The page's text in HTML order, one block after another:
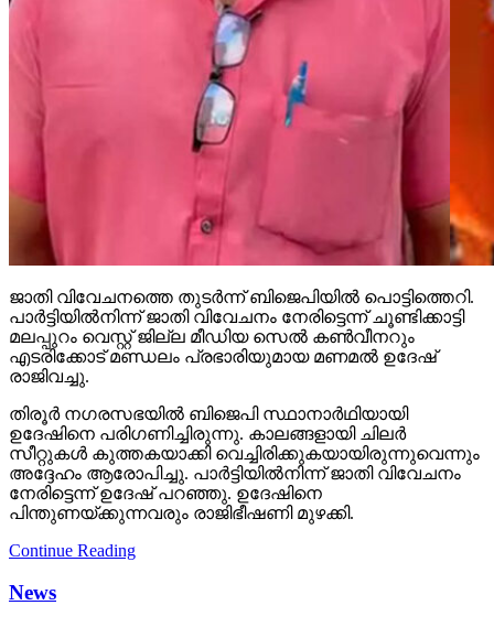
ജാതി വിവേചനത്തെ തുടര്‍ന്ന് ബിജെപിയില്‍ പൊട്ടിത്തെറി.
പാര്‍ട്ടിയില്‍നിന്ന് ജാതി വിവേചനം നേരിട്ടെന്ന് ചൂണ്ടിക്കാട്ടി
മലപ്പുറം വെസ്റ്റ് ജില്ല മീഡിയ സെല്‍ കണ്‍വീനറും
എടരിക്കോട് മണ്ഡലം പ്രഭാരിയുമായ മണമല്‍ ഉദേഷ്
രാജിവച്ചു.
തിരൂര്‍ നഗരസഭയില്‍ ബിജെപി സ്ഥാനാര്‍ഥിയായി
ഉദേഷിനെ പരിഗണിച്ചിരുന്നു. കാലങ്ങളായി ചിലര്‍
സീറ്റുകള്‍ കുത്തകയാക്കി വെച്ചിരിക്കുകയായിരുന്നുവെന്നും
അദ്ദേഹം ആരോപിച്ചു. പാര്‍ട്ടിയില്‍നിന്ന് ജാതി വിവേചനം
നേരിട്ടെന്ന് ഉദേഷ് പറഞ്ഞു. ഉദേഷിനെ
പിന്തുണയ്ക്കുന്നവരും രാജിഭീഷണി മുഴക്കി.
Continue Reading
News